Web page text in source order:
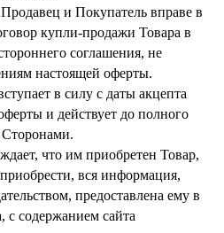
и Покупатель вправе в
купли-продажи Товара в
соглашения, не
настоящей оферты.
в силу с даты акцепта
и действует до полного
Сторонами.
что им приобретен Товар,
вся информация,
предоставлена ему в
с содержанием сайта